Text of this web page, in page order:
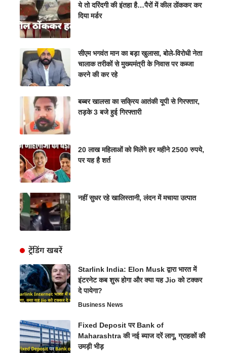
ये तो दरिंदगी की इंतहा है…पैरों में कील ठोंककर कर
दिया मर्डर
सीएम भगवंत मान का बड़ा खुलासा, बोले-विरोधी नेता
चालाक तरीकों से मुख्यमंत्री के निवास पर कब्जा
करने की कर रहे
बब्बर खालसा का सक्रिय आतंकी यूपी से गिरफ्तार,
तड़के 3 बजे हुई गिरफ्तारी
20 लाख महिलाओं को मिलेंगे हर महीने 2500 रुपये,
पर यह है शर्त
नहीं सुधर रहे खालिस्तानी, लंदन में मचाया उत्पात
ट्रेंडिंग खबरें
Starlink India: Elon Musk द्वारा भारत में
इंटरनेट कब शुरू होगा और क्या यह Jio को टक्कर
दे पायेगा?
Business News
Fixed Deposit पर Bank of
Maharashtra की नई ब्याज दरें लागू, ग्राहकों की
उमड़ी भीड़